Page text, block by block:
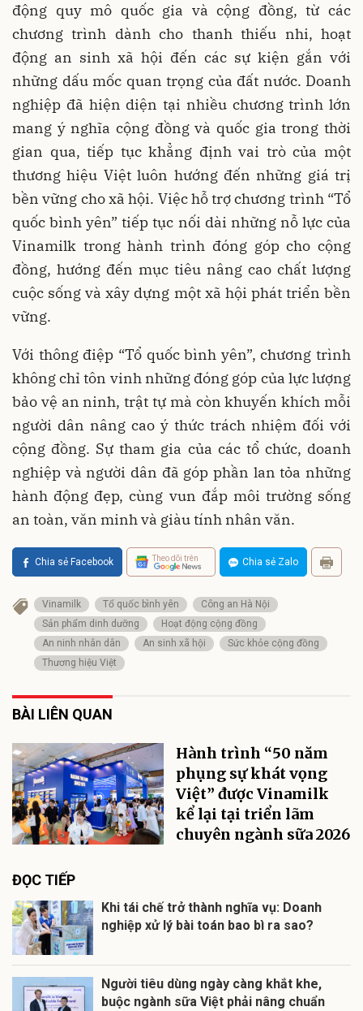
động quy mô quốc gia và cộng đồng, từ các
chương trình dành cho thanh thiếu nhi, hoạt
động an sinh xã hội đến các sự kiện gắn với
những dấu mốc quan trọng của đất nước. Doanh
nghiệp đã hiện diện tại nhiều chương trình lớn
mang ý nghĩa cộng đồng và quốc gia trong thời
gian qua, tiếp tục khẳng định vai trò của một
thương hiệu Việt luôn hướng đến những giá trị
bền vững cho xã hội. Việc hỗ trợ chương trình “Tổ
quốc bình yên” tiếp tục nối dài những nỗ lực của
Vinamilk trong hành trình đóng góp cho cộng
đồng, hướng đến mục tiêu nâng cao chất lượng
cuộc sống và xây dựng một xã hội phát triển bền
vững.
Với thông điệp “Tổ quốc bình yên”, chương trình
không chỉ tôn vinh những đóng góp của lực lượng
bảo vệ an ninh, trật tự mà còn khuyến khích mỗi
người dân nâng cao ý thức trách nhiệm đối với
cộng đồng. Sự tham gia của các tổ chức, doanh
nghiệp và người dân đã góp phần lan tỏa những
hành động đẹp, cùng vun đắp môi trường sống
an toàn, văn minh và giàu tính nhân văn.
Chia sẻ Facebook Theo dõi trên Chia sẻ Zalo
Vinamilk Tổ quốc bình yên
Công an Hà Nội
Sản phẩm dinh dưỡng
Hoạt động cộng đồng
An ninh nhân dân
An sinh xã hội
Sức khỏe cộng đồng
Thương hiệu Việt
BÀI LIÊN QUAN
Hành trình “50 năm
phụng sự khát vọng
Việt” được Vinamilk
kể lại tại triển lãm
chuyên ngành sữa 2026
ĐỌC TIẾP
Khi tái chế trở thành nghĩa vụ: Doanh
nghiệp xử lý bài toán bao bì ra sao?
Người tiêu dùng ngày càng khắt khe,
buộc ngành sữa Việt phải nâng chuẩn